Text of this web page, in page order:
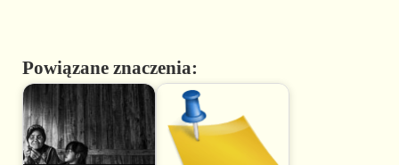
Powiązane znaczenia: